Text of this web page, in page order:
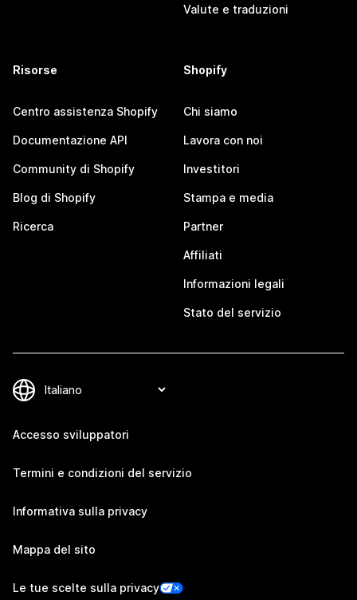
Valute e traduzioni
Risorse
Centro assistenza Shopify
Documentazione API
Community di Shopify
Blog di Shopify
Ricerca
Shopify
Chi siamo
Lavora con noi
Investitori
Stampa e media
Partner
Affiliati
Informazioni legali
Stato del servizio
Accesso sviluppatori
Termini e condizioni del servizio
Informativa sulla privacy
Mappa del sito
Le tue scelte sulla privacy